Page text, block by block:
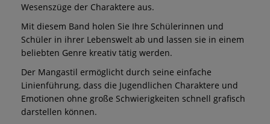
Wesenszüge der Charaktere aus.
Mit diesem Band holen Sie Ihre Schülerinnen und
Schüler in ihrer Lebenswelt ab und lassen sie in einem
beliebten Genre kreativ tätig werden.
Der Mangastil ermöglicht durch seine einfache
Linienführung, dass die Jugendlichen Charaktere und
Emotionen ohne große Schwierigkeiten schnell grafisch
darstellen können.